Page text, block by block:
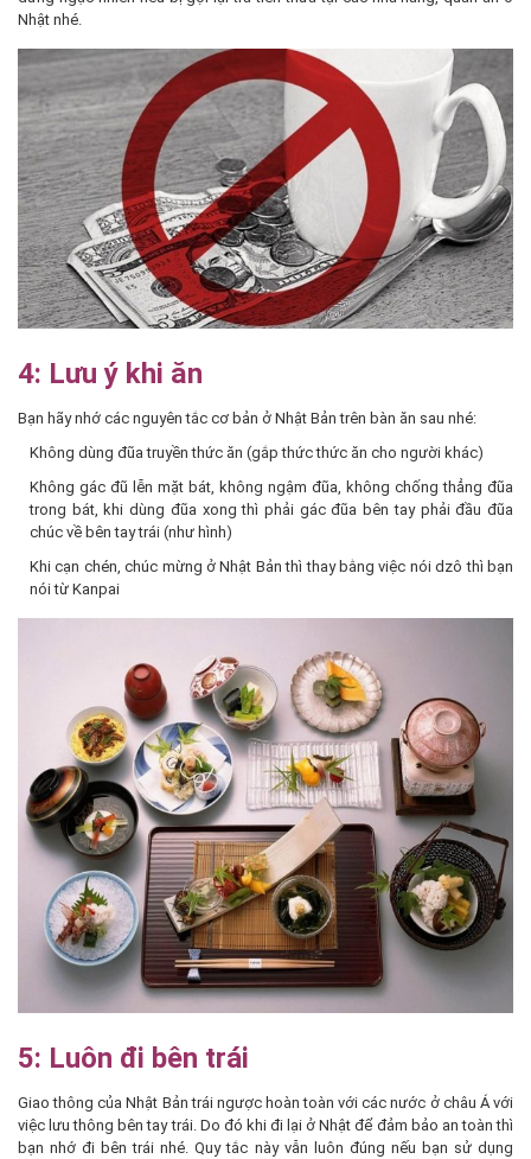
Nhật nhé.
4: Lưu ý khi ăn
Bạn hãy nhớ các nguyên tắc cơ bản ở Nhật Bản trên bàn ăn sau nhé:
Không dùng đũa truyền thức ăn (gắp thức thức ăn cho người khác)
Không gác đũ lễn mặt bát, không ngậm đũa, không chống thẳng đũa
trong bát, khi dùng đũa xong thì phải gác đũa bên tay phải đầu đũa
chúc về bên tay trái (như hình)
Khi cạn chén, chúc mừng ở Nhật Bản thì thay bằng việc nói dzô thì bạn
nói từ Kanpai
5: Luôn đi bên trái
Giao thông của Nhật Bản trái ngược hoàn toàn với các nước ở châu Á với
việc lưu thông bên tay trái. Do đó khi đi lại ở Nhật để đảm bảo an toàn thì
bạn nhớ đi bên trái nhé. Quy tắc này vẫn luôn đúng nếu bạn sử dụng